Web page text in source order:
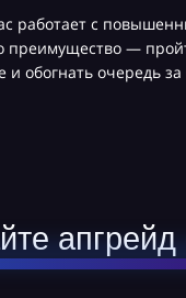
работает с
преимущество —
и обогнать очередь
апгрейд